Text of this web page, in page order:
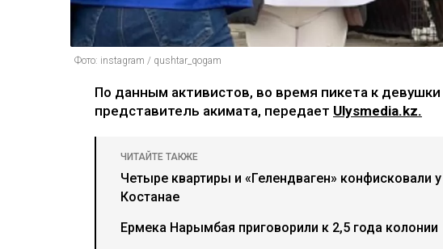
Фото: instagram / qushtar_qogam
По данным активистов, во время пикета к
представитель акимата, передает Ulysmedia.kz.
ЧИТАЙТЕ ТАКЖЕ
Четыре квартиры и «Гелендваген» конфисковали
Костанае
Ермека Нарымбая приговорили к 2,5 года колонии